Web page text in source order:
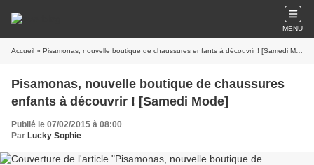
MENU
Accueil » Pisamonas, nouvelle boutique de chaussures enfants à découvrir ! [Samedi Mode]
Pisamonas, nouvelle boutique de chaussures
enfants à découvrir ! [Samedi Mode]
Publié le 07/02/2015 à 08:00
Par Lucky Sophie